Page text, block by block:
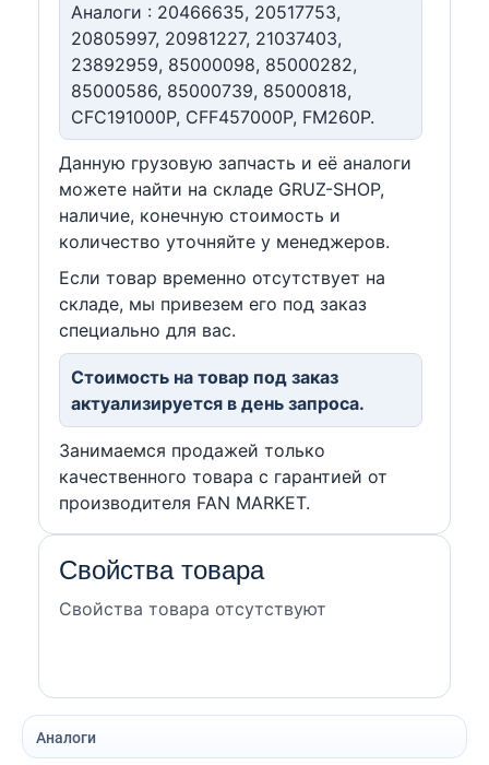
Аналоги : 20466635, 20517753,
20805997, 20981227, 21037403,
23892959, 85000098, 85000282,
85000586, 85000739, 85000818,
CFC191000P, CFF457000P, FM260P.
Данную грузовую запчасть и её аналоги
можете найти на складе GRUZ-SHOP,
наличие, конечную стоимость и
количество уточняйте у менеджеров.
Если товар временно отсутствует на
складе, мы привезем его под заказ
специально для вас.
Стоимость на товар под заказ
актуализируется в день запроса.
Занимаемся продажей только
качественного товара с гарантией от
производителя FAN MARKET.
Свойства товара
Свойства товара отсутствуют
Аналоги